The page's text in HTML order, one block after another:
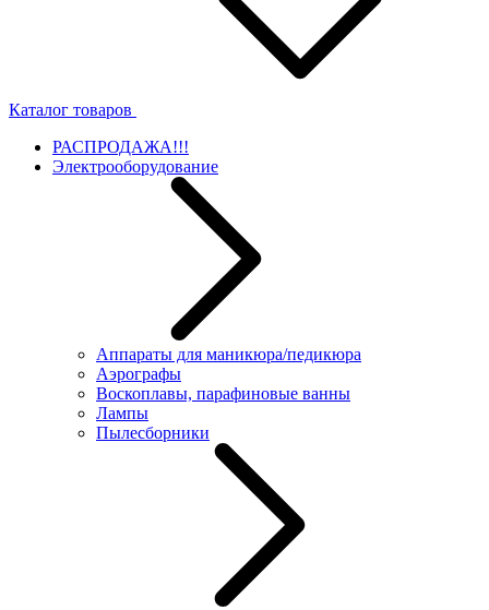
Каталог товаров
РАСПРОДАЖА!!!
Электрооборудование
Аппараты для маникюра/педикюра
Аэрографы
Воскоплавы, парафиновые ванны
Лампы
Пылесборники